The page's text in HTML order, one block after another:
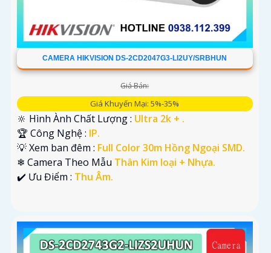
CAMERA HIKVISION DS-2CD2047G3-LI2UY/SRBHUN
Giá Bán:
Giá Khuyến Mại: 5%-35%
🔆 Hình Ành Chất Lượng : Ultra 2k + .
🏆 Công Nghệ : IP.
💡 Xem ban đêm : Full Color 30m Hồng Ngoại SMD.
❄ Camera Theo Mẫu Thân Kim loại + Nhựa.
️✔️ Ưu Điểm : Thu Âm.